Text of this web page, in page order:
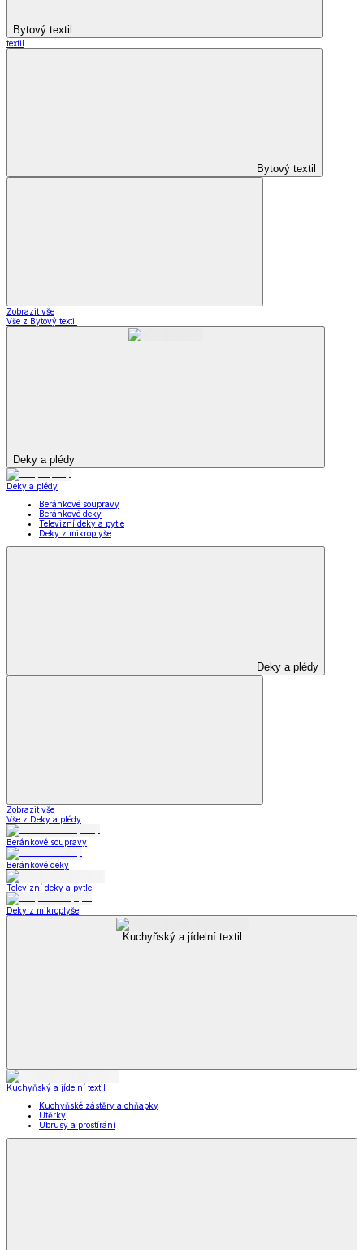
Bytový textil
textil
Bytový textil
Zobrazit vše
Vše z Bytový textil
Deky a plédy
Deky a plédy
Beránkové soupravy
Beránkové deky
Televizní deky a pytle
Deky z mikroplyše
Deky a plédy
Zobrazit vše
Vše z Deky a plédy
Beránkové soupravy
Beránkové deky
Televizní deky a pytle
Deky z mikroplyše
Kuchyňský a jídelní textil
Kuchyňský a jídelní textil
Kuchyňské zástěry a chňapky
Utěrky
Ubrusy a prostírání